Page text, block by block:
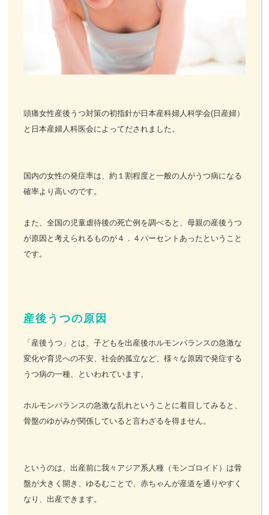
ニュース＆ブログ
お客様の声
頭痛女性産後うつ対策の初指針が日本産科婦人科学会(日産婦）
と日本産婦人科医会によってだされました。
国内の女性の発症率は、約１割程度と一般の人がうつ病になる
確率より高いのです。
また、全国の児童虐待後の死亡例を調べると、母親の産後うつ
が原因と考えられるものが４．４パーセントあったということ
です。
産後うつの原因
「産後うつ」とは、子どもを出産後ホルモンバランスの急激な
変化や育児への不安、社会的孤立など、様々な原因で発症する
うつ病の一種、といわれています。
ホルモンバランスの急激な乱れということに着目してみると、
骨盤のゆがみが関係していると言わざるを得ません。
というのは、出産前に我々アジア系人種（モンゴロイド）は骨
盤が大きく開き、ゆるむことで、赤ちゃんが産道を通りやすく
なり、出産できます。